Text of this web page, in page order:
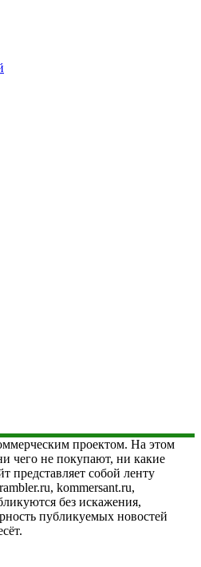
проектом. На этом
чего не покупают, ни какие
представляет собой ленту
kommersant.ru,
без искажения,
публикуемых новостей